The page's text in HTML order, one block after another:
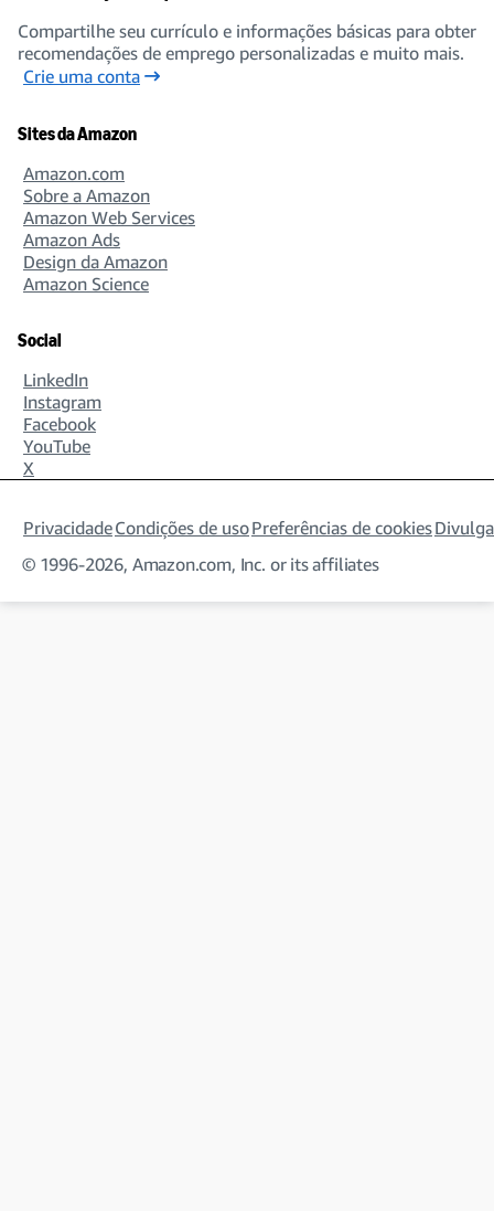
Customer Experience and Business Trends
Customer Service
eCommerce Foundation
Finance and Global Business Services
International Stores
Compartilhe seu currículo e informações básicas para obter
recomendações de emprego personalizadas e muito mais.
Crie uma conta
Sites da Amazon
Amazon.com
Sobre a Amazon
Amazon Web Services
Amazon Ads
Design da Amazon
Amazon Science
Social
LinkedIn
Instagram
Facebook
YouTube
X
PrivacidadeCondições de usoPreferências de cookies
© 1996-2026, Amazon.com, Inc. or its affiliates